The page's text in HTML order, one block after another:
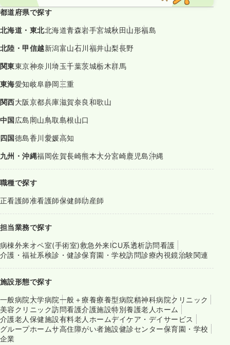
都道府県で探す
北海道・東北北海道青森岩手宮城秋田山形福島
北陸・甲信越新潟富山石川福井山梨長野
関東東京神奈川埼玉千葉茨城栃木群馬
東海愛知岐阜静岡三重
関西大阪京都兵庫滋賀奈良和歌山
中国広島岡山鳥取島根山口
四国徳島香川愛媛高知
九州・沖縄福岡佐賀長崎熊本大分宮崎鹿児島沖縄
職種で探す
正看護師准看護師保健師助産師
担当業務で探す
病棟外来オペ室(手術室)救急外来ICU系透析訪問看護
介護・福祉系検診・健診保育園・学校訪問診療内視鏡治験関連
施設形態で探す
一般病院大学病院一般＋療養療養型病院精神科病院クリニック
美容クリニック訪問看護介護施設特別養護老人ホーム
介護老人保健施設有料老人ホームデイケア・デイサービス
グループホームサ高住障がい者施設健診センター保育園・学校
企業